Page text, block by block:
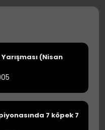
(Nisan
7 köpek 7